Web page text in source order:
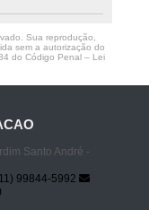
Sua reprodução,
sem a autorização do
do Código Penal – Lei
Santo André -
99844-5992